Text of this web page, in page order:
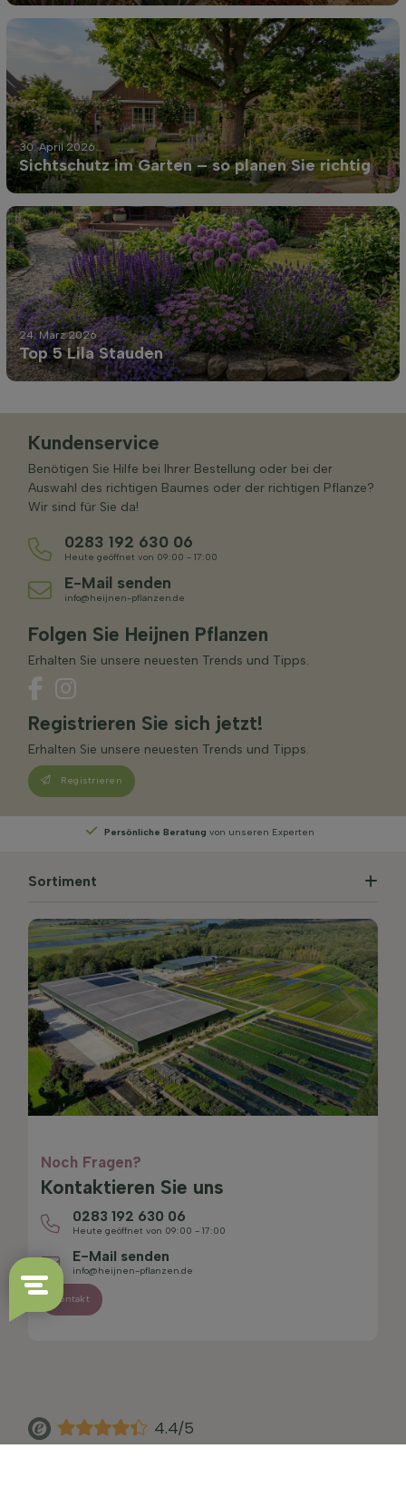
30. April 2026
Sichtschutz im Garten – so planen Sie richtig
24. März 2026
Top 5 Lila Stauden
Kundenservice
Benötigen Sie Hilfe bei Ihrer Bestellung oder bei der
Auswahl des richtigen Baumes oder der richtigen Pflanze?
Wir sind für Sie da!
0283 192 630 06
Heute geöffnet von 09:00 - 17:00
E-Mail senden
info@heijnen-pflanzen.de
Folgen Sie Heijnen Pflanzen
Erhalten Sie unsere neuesten Trends und Tipps.
Registrieren Sie sich jetzt!
Erhalten Sie unsere neuesten Trends und Tipps.
Registrieren
Persönliche Beratung von unseren Experten
Sortiment
Noch Fragen?
Kontaktieren Sie uns
0283 192 630 06
Heute geöffnet von 09:00 - 17:00
E-Mail senden
info@heijnen-pflanzen.de
Kontakt
4.4/5